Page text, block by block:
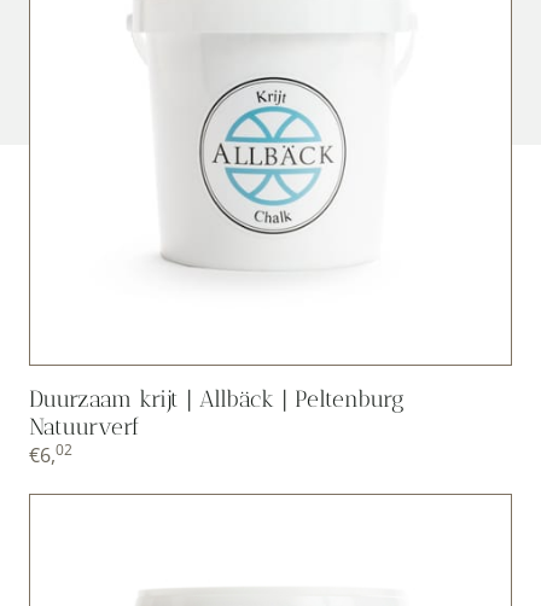
Duurzaam krijt | Allbäck | Peltenburg
Natuurverf
€6,02